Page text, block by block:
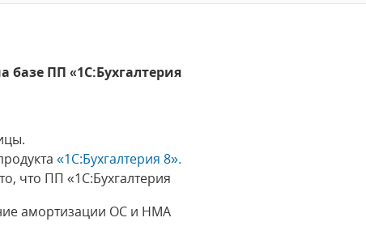
базе ПП «1С:Бухгалтерия
«1С:Бухгалтерия 8».
что ПП «1С:Бухгалтерия
амортизации ОС и НМА